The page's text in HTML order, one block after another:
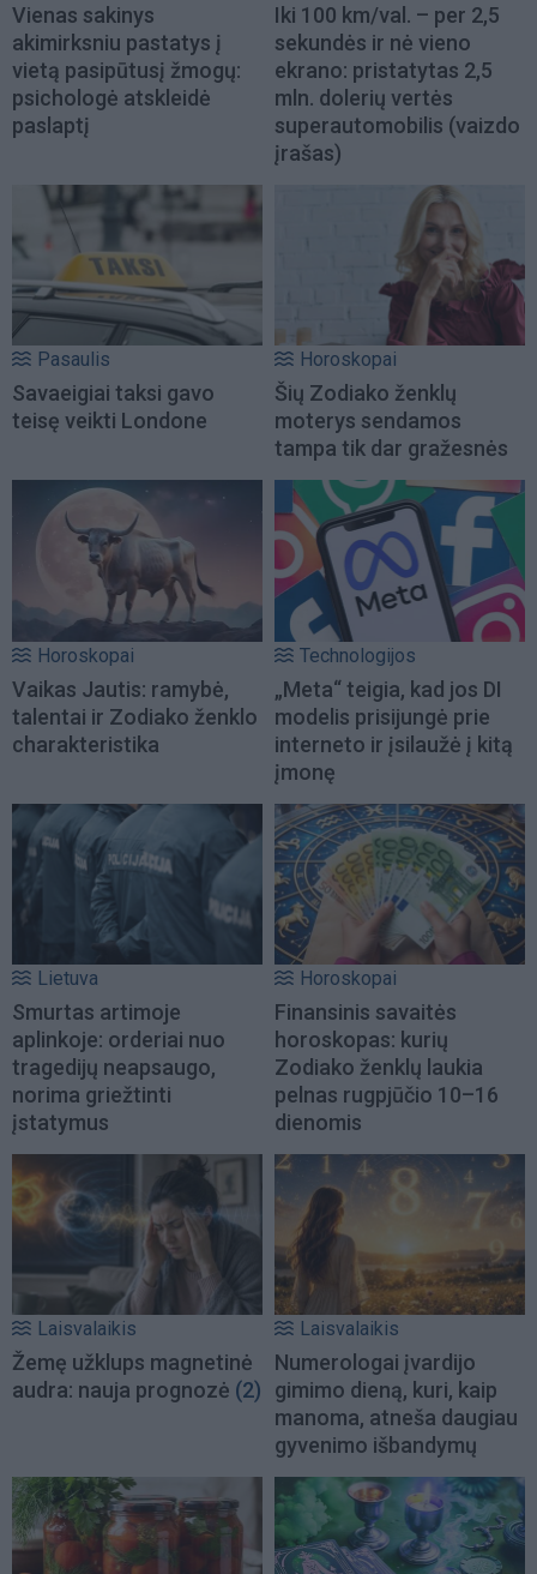
Vienas sakinys
akimirksniu pastatys į
vietą pasipūtusį žmogų:
psichologė atskleidė
paslaptį
Iki 100 km/val. – per 2,5
sekundės ir nė vieno
ekrano: pristatytas 2,5
mln. dolerių vertės
superautomobilis (vaizdo
įrašas)
Pasaulis
Savaeigiai taksi gavo
teisę veikti Londone
Horoskopai
Šių Zodiako ženklų
moterys sendamos
tampa tik dar gražesnės
Horoskopai
Vaikas Jautis: ramybė,
talentai ir Zodiako ženklo
charakteristika
Technologijos
„Meta“ teigia, kad jos DI
modelis prisijungė prie
interneto ir įsilaužė į kitą
įmonę
Lietuva
Smurtas artimoje
aplinkoje: orderiai nuo
tragedijų neapsaugo,
norima griežtinti
įstatymus
Horoskopai
Finansinis savaitės
horoskopas: kurių
Zodiako ženklų laukia
pelnas rugpjūčio 10–16
dienomis
Laisvalaikis
Žemę užklups magnetinė
audra: nauja prognozė (2)
Laisvalaikis
Numerologai įvardijo
gimimo dieną, kuri, kaip
manoma, atneša daugiau
gyvenimo išbandymų